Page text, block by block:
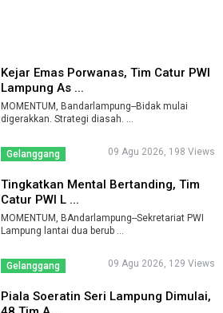
Kejar Emas Porwanas, Tim Catur PWI
Lampung As ...
MOMENTUM, Bandarlampung--Bidak mulai
digerakkan. Strategi diasah. ...
Gelanggang 09 Agu 2026, 198 Views
Tingkatkan Mental Bertanding, Tim
Catur PWI L ...
MOMENTUM, BAndarlampung--Sekretariat PWI
Lampung lantai dua berub ...
Gelanggang 09 Agu 2026, 129 Views
Piala Soeratin Seri Lampung Dimulai,